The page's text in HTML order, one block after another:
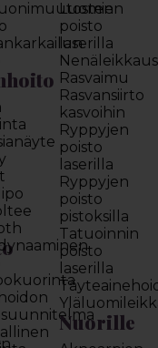
Luomien
poisto
laserilla
Nenäleikkaus
Rasvaimu
Rasvansiirto
kasvoihin
Ryppyjen
poisto
laserilla
Ryppyjen
poisto
pistoksilla
Tatuoinnin
poisto
laserilla
Nuorille